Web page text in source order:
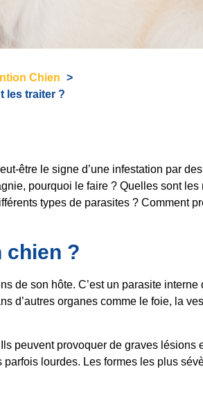
Chien
les traiter ?
être le signe d’une infestation par
pourquoi le faire ? Quelles sont les
types de parasites ? Comment
chien ?
de son hôte. C’est un parasite interne
d’autres organes comme le foie, la
peuvent provoquer de graves lésions
lourdes. Les formes les plus